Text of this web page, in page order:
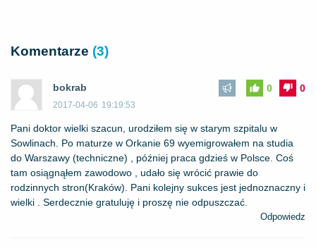
Komentarze (3)
bokrab
2017-04-06 19:19:53
0
0
Pani doktor wielki szacun, urodziłem się w starym szpitalu w
Sowlinach. Po maturze w Orkanie 69 wyemigrowałem na studia
do Warszawy (techniczne) , później praca gdzieś w Polsce. Coś
tam osiągnąłem zawodowo , udało się wrócić prawie do
rodzinnych stron(Kraków). Pani kolejny sukces jest jednoznaczny i
wielki . Serdecznie gratuluję i proszę nie odpuszczać.
Odpowiedz